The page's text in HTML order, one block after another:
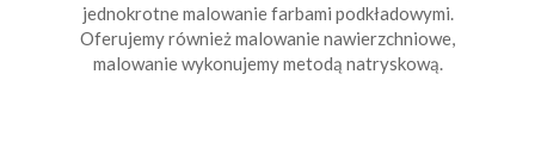
jednokrotne malowanie farbami podkładowymi.
Oferujemy również malowanie nawierzchniowe,
malowanie wykonujemy metodą natryskową.